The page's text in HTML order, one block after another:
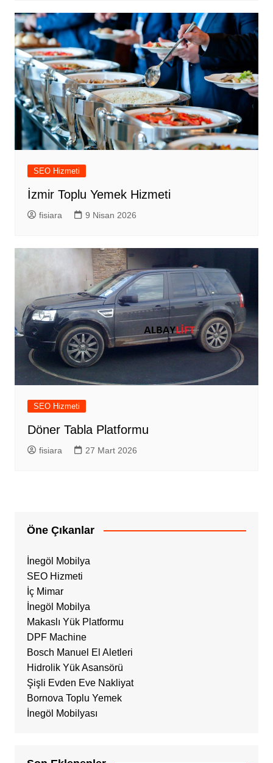
SEO Hizmeti
İzmir Toplu Yemek Hizmeti
fisiara 9 Nisan 2026
SEO Hizmeti
Döner Tabla Platformu
fisiara 27 Mart 2026
Öne Çıkanlar
İnegöl Mobilya
SEO Hizmeti
İç Mimar
İnegöl Mobilya
Makaslı Yük Platformu
DPF Machine
Bosch Manuel El Aletleri
Hidrolik Yük Asansörü
Şişli Evden Eve Nakliyat
Bornova Toplu Yemek
İnegöl Mobilyası